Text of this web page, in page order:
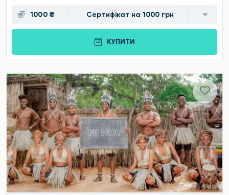
1000 ₴ Сертифікат на 1000 грн
КУПИТИ